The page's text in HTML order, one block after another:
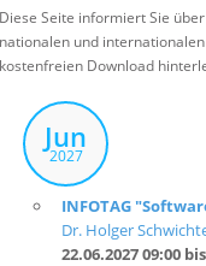
Diese Seite informiert Sie
nationalen und
kostenfreien Download
Jun
2027
INFOTAG
Dr. Holger
22.06.2027 09:00